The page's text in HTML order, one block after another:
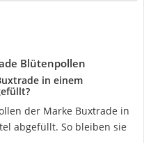
Blütenpollen
in einem
der Marke Buxtrade in
abgefüllt. So bleiben sie